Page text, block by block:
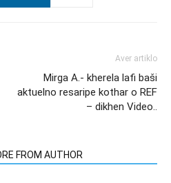
Aver artiklo
Mirga A.- kherela lafi baši
aktuelno resaripe kothar o REF
– dikhen Video..
FROM AUTHOR